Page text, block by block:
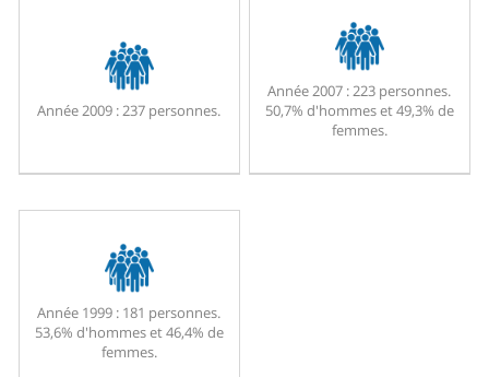
Année 2009 :237 personnes.
Année 2007 :223 personnes.
50,7% d'hommes et 49,3% de
femmes.
Année 1999 : 181 personnes.
53,6% d'hommes et 46,4% de
femmes.